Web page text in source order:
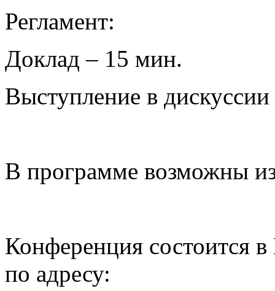
Регламент:
Доклад – 15 мин.
Выступление в
В программе возможны
Конференция состоится
по адресу: